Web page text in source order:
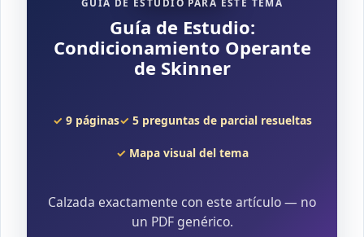
Guía de Estudio:
Condicionamiento Operante
de Skinner
9 páginas 5 preguntas de parcial resueltas
Mapa visual del tema
Calzada exactamente con este artículo — no
un PDF genérico.